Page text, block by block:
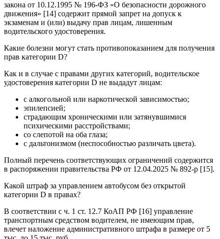
закона от 10.12.1995 № 196-ФЗ «О безопасности дорожного
движения» [14] содержит прямой запрет на допуск к
экзаменам и (или) выдачу прав лицам, лишенным
водительского удостоверения.
Какие болезни могут стать противопоказанием для получения
прав категории D?
Как и в случае с правами других категорий, водительское
удостоверения категории D не выдадут лицам:
с алкогольной или наркотической зависимостью;
эпилепсией;
страдающим хроническими или затянувшимися
психическими расстройствами;
со слепотой на оба глаза;
с дальтонизмом (неспособностью различать цвета).
Полный перечень соответствующих ограничений содержится
в распоряжении правительства РФ от 12.04.2025 № 892-р [15].
Какой штраф за управлением автобусом без открытой
категории D в правах?
В соответствии с ч. 1 ст. 12.7 КоАП РФ [16] управление
транспортным средством водителем, не имеющим прав,
влечет наложение административного штрафа в размере от 5